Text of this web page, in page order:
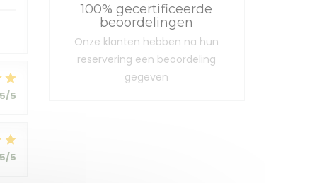
/5
/5
100% gecertificeerde
beoordelingen
Onze klanten hebben na hun
reservering een beoordeling
gegeven